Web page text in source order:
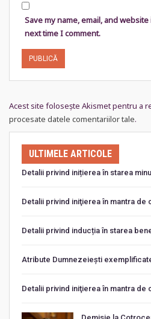
Save my name, email, and
next time I comment.
Acest site folosește Akismet pentru a
procesate datele comentariilor tale.
ULTIMELE ARTICOLE
Detalii privind inițierea în starea
Detalii privind iniţierea în mantra de
Detalii privind inducția în starea
Atribute Dumnezeiești
Detalii privind iniţierea în mantra de